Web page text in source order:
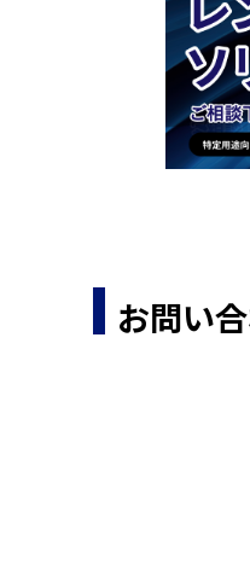
お問い